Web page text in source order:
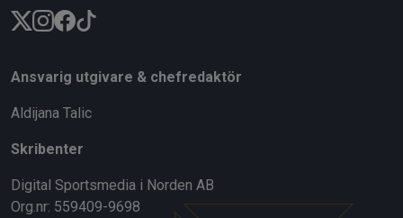
Ansvarig utgivare & chefredaktör
Aldijana Talic
Skribenter
Digital Sportsmedia i Norden AB
Org.nr: 559409-9698